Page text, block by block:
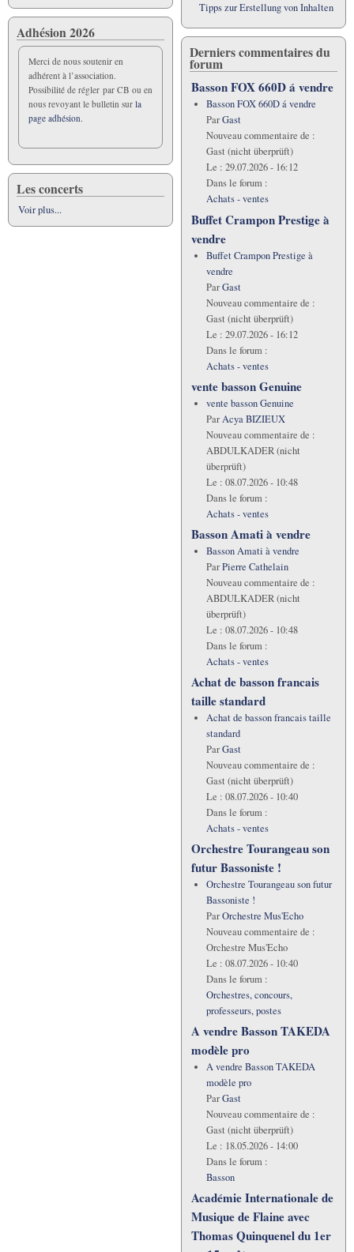
Adhésion 2026
Merci de nous soutenir en
adhérent à l’association.
Possibilité de régler par CB ou en
nous revoyant le bulletin sur la
page adhésion.
Les concerts
Voir plus...
Tipps zur Erstellung von Inhalten
Derniers commentaires du
forum
Basson FOX 660D á vendre
Basson FOX 660D á vendre
ParGast
Nouveau commentaire de :
Gast (nicht überprüft)
Le : 29.07.2026 - 16:12
Dans le forum :
Achats - ventes
Buffet Crampon Prestige à
vendre
Buffet Crampon Prestige à
vendre
ParGast
Nouveau commentaire de :
Gast (nicht überprüft)
Le : 29.07.2026 - 16:12
Dans le forum :
Achats - ventes
vente basson Genuine
vente basson Genuine
ParAcya BIZIEUX
Nouveau commentaire de :
ABDULKADER (nicht
überprüft)
Le : 08.07.2026 - 10:48
Dans le forum :
Achats - ventes
Basson Amati à vendre
Basson Amati à vendre
ParPierre Cathelain
Nouveau commentaire de :
ABDULKADER (nicht
überprüft)
Le : 08.07.2026 - 10:48
Dans le forum :
Achats - ventes
Achat de basson francais
taille standard
Achat de basson francais taille
standard
ParGast
Nouveau commentaire de :
Gast (nicht überprüft)
Le : 08.07.2026 - 10:40
Dans le forum :
Achats - ventes
Orchestre Tourangeau son
futur Bassoniste !
Orchestre Tourangeau son futur
Bassoniste !
ParOrchestre Mus'Echo
Nouveau commentaire de :
Orchestre Mus'Echo
Le : 08.07.2026 - 10:40
Dans le forum :
Orchestres, concours,
professeurs, postes
A vendre Basson TAKEDA
modèle pro
A vendre Basson TAKEDA
modèle pro
ParGast
Nouveau commentaire de :
Gast (nicht überprüft)
Le : 18.05.2026 - 14:00
Dans le forum :
Basson
Académie Internationale de
Musique de Flaine avec
Thomas Quinquenel du 1er